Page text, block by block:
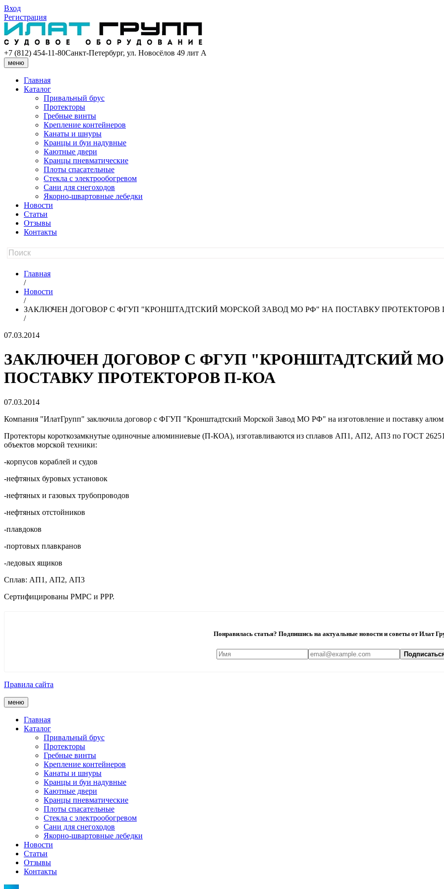
Вход
Регистрация
+7 (812) 454-11-80Санкт-Петербург, ул. Новосёлов 49 лит А
меню
Главная
Каталог
Привальный брус
Протекторы
Гребные винты
Крепление контейнеров
Канаты и шнуры
Кранцы и буи надувные
Каютные двери
Кранцы пневматические
Плоты спасательные
Стекла с электрообогревом
Сани для снегоходов
Якорно-швартовные лебедки
Новости
Статьи
Отзывы
Контакты
Главная
/
Новости
/
ЗАКЛЮЧЕН ДОГОВОР С ФГУП "КРОНШТАДТСКИЙ МОРСКОЙ ЗАВОД МО РФ" НА ПОСТАВКУ ПРОТЕКТОРОВ
/
07.03.2014
ЗАКЛЮЧЕН ДОГОВОР С ФГУП "КРОНШТАДТСКИЙ
ПОСТАВКУ ПРОТЕКТОРОВ П-КОА
07.03.2014
Компания "ИлатГрупп" заключила договор с ФГУП "Кронштадтский Морской Завод МО РФ" на изготовление и поставку
Протекторы короткозамкнутые одиночные алюминиевые (П-КОА), изготавливаются из сплавов АП1, АП2, АП3 по ГОСТ
объектов морской техники:
-корпусов кораблей и судов
-нефтяных буровых установок
-нефтяных и газовых трубопроводов
-нефтяных отстойников
-плавдоков
-портовых плавкранов
-ледовых ящиков
Сплав: АП1, АП2, АП3
Сертифицированы РМРС и РРР.
Понравилась статья? Подпишись на актуальные новости и советы от Илат
Правила сайта
меню
Главная
Каталог
Привальный брус
Протекторы
Гребные винты
Крепление контейнеров
Канаты и шнуры
Кранцы и буи надувные
Каютные двери
Кранцы пневматические
Плоты спасательные
Стекла с электрообогревом
Сани для снегоходов
Якорно-швартовные лебедки
Новости
Статьи
Отзывы
Контакты